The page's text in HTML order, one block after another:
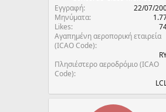
Εγγραφή
22/07/
Μηνύματα
Likes
Αγαπημένη αεροπορική εταιρεία
(ICAO Code)
Πλησιέστερο αεροδρόμιο (ICAO
Code)